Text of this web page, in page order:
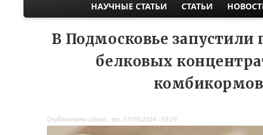
NAVIGATIONНАУЧНЫЕ СТАТЬИ
СТАТЬИ
В Подмосковье запустили
белковых
комбикормов
Опубликовано admin - вт, 07/09/2024 - 09:26